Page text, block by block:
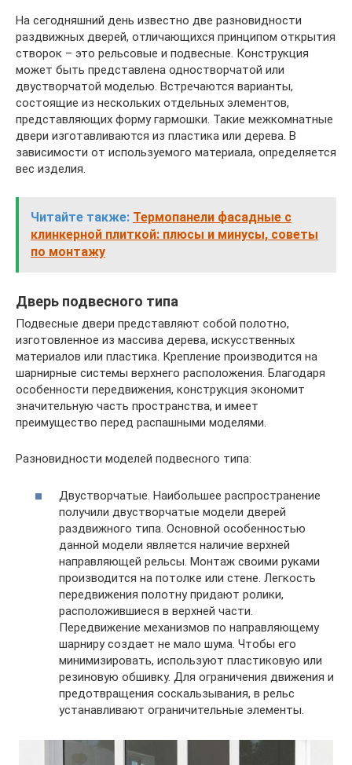
На сегодняшний день известно две разновидности
раздвижных дверей, отличающихся принципом открытия
створок – это рельсовые и подвесные. Конструкция
может быть представлена одностворчатой или
двустворчатой моделью. Встречаются варианты,
состоящие из нескольких отдельных элементов,
представляющих форму гармошки. Такие межкомнатные
двери изготавливаются из пластика или дерева. В
зависимости от используемого материала, определяется
вес изделия.
Читайте также: Термопанели фасадные с
клинкерной плиткой: плюсы и минусы, советы
по монтажу
Дверь подвесного типа
Подвесные двери представляют собой полотно,
изготовленное из массива дерева, искусственных
материалов или пластика. Крепление производится на
шарнирные системы верхнего расположения. Благодаря
особенности передвижения, конструкция экономит
значительную часть пространства, и имеет
преимущество перед распашными моделями.
Разновидности моделей подвесного типа:
Двустворчатые. Наибольшее распространение
получили двустворчатые модели дверей
раздвижного типа. Основной особенностью
данной модели является наличие верхней
направляющей рельсы. Монтаж своими руками
производится на потолке или стене. Легкость
передвижения полотну придают ролики,
расположившиеся в верхней части.
Передвижение механизмов по направляющему
шарниру создает не мало шума. Чтобы его
минимизировать, используют пластиковую или
резиновую обшивку. Для ограничения движения и
предотвращения соскальзывания, в рельс
устанавливают ограничительные элементы.